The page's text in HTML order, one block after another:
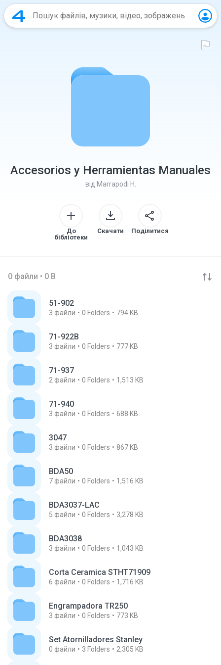
Accesorios y Herramientas Manuales
від Marrapodi H.
До
бібліотеки
Скачати Поділитися
0 файли • 0 B
51-902
3 файли 0 Folders 794 KB
71-922B
3 файли 0 Folders 777 KB
71-937
2 файли 0 Folders 1,513 KB
71-940
3 файли 0 Folders 688 KB
3047
3 файли 0 Folders 867 KB
BDA50
7файли 0 Folders 1,516 KB
BDA3037-LAC
5 файли 0 Folders 3,278 KB
BDA3038
3 файли 0 Folders 1,043 KB
Corta Ceramica STHT71909
6 файли 0 Folders 1,716 KB
Engrampadora TR250
3 файли 0 Folders 773 KB
Set Atornilladores Stanley
0 файли 3 Folders 2,305 KB